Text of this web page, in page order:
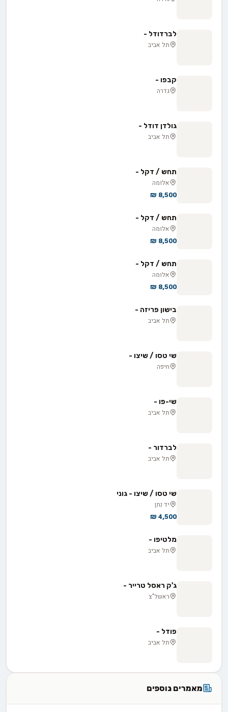
לברדודל -
תל אביב
קבפו -
גדרה
גולדן דודל -
תל אביב
תחש / דקל -
אלומה
8,500 ₪
תחש / דקל -
אלומה
8,500 ₪
תחש / דקל -
אלומה
8,500 ₪
בישון פריזה -
תל אביב
שי טסו / שיצו -
חיפה
שי-פו -
תל אביב
לברדור -
תל אביב
שי טסו / שיצו - גוני
יד נתן
4,500 ₪
מלטיפו -
תל אביב
ג'ק ראסל טרייר -
ראשל"צ
פודל -
תל אביב
מאמרים נוספים